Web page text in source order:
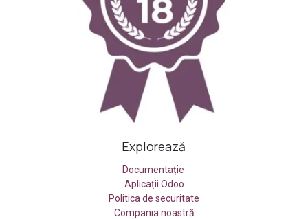
Explorează
Documentație
Aplicații Odoo
Politica de securitate
Compania noastră